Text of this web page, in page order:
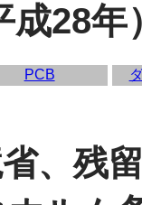
成28年
PCB
、残